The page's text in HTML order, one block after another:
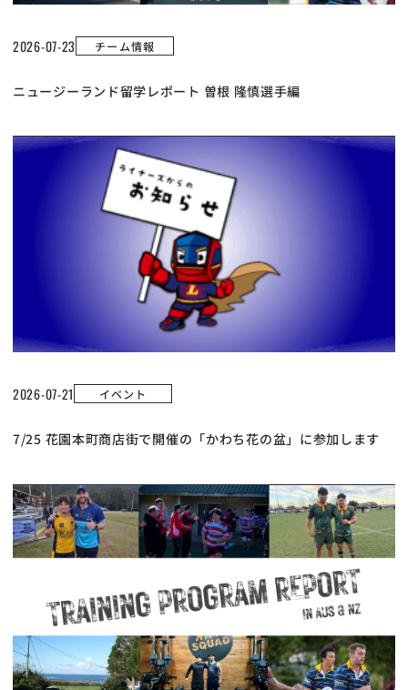
2026-07-23 チーム情報
ニュージーランド留学レポート 曽根 隆慎選手編
2026-07-21 イベント
7/25 花園本町商店街で開催の「かわち花の盆」に参加します